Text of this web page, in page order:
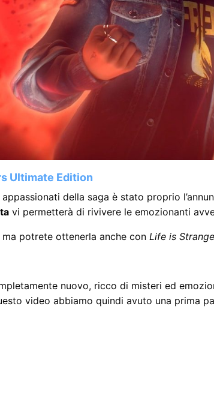
Ultimate Edition
della saga è stato proprio
vi permetterà di rivivere le emozionanti
ma potrete ottenerla anche con Life is
nuovo, ricco di misteri ed
video abbiamo quindi avuto una prima